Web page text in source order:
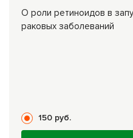
О роли ретиноидов в
раковых заболеваний
150 руб.